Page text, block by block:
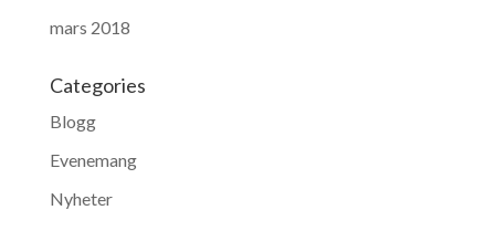
mars 2018
Categories
Blogg
Evenemang
Nyheter